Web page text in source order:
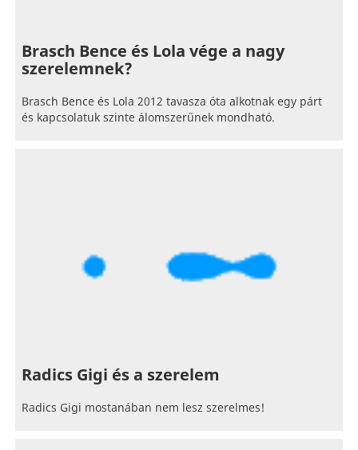
Brasch Bence és Lola vége a nagy
szerelemnek?
Brasch Bence és Lola 2012 tavasza óta alkotnak egy párt
és kapcsolatuk szinte álomszerűnek mondható.
Radics Gigi és a szerelem
Radics Gigi mostanában nem lesz szerelmes!